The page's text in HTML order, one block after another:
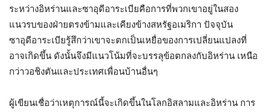
ระหว่างอิหร่านและซาอุดีอาระเบียคือการที่พวกเขาอยู่ในสอง
แนวรบของฝ่ายตรงข้ามและเคียงข้างสหรัฐอเมริกา ปัจจุบัน
ซาอุดีอาระเบียรู้สึกว่าเขาจะตกเป็นเหยื่อของการเปลี่ยนแปลงที่
อาจเกิดขึ้น ดังนั้นจึงมีแนวโน้มที่จะบรรลุข้อตกลงกับอิหร่าน เหนือ
กว่าวอชิงตันและประเทศเพื่อนบ้านอื่นๆ
ผู้เขียนเชื่อว่าเหตุการณ์นี้จะเกิดขึ้นในโลกอิสลามและอิหร่าน การ